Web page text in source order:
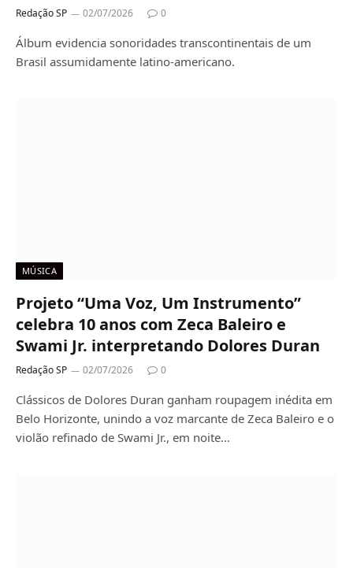
Redação SP 02/07/2026 0
Álbum evidencia sonoridades transcontinentais de um
Brasil assumidamente latino-americano.
MÚSICA
Projeto “Uma Voz, Um Instrumento”
celebra 10 anos com Zeca Baleiro e
Swami Jr. interpretando Dolores Duran
Redação SP 02/07/2026 0
Clássicos de Dolores Duran ganham roupagem inédita em
Belo Horizonte, unindo a voz marcante de Zeca Baleiro e o
violão refinado de Swami Jr., em noite…